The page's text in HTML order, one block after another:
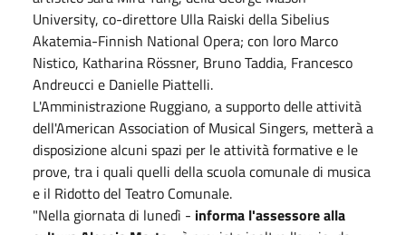
University, co-direttore Ulla Raiski della Sibelius
Akatemia-Finnish National Opera; con loro Marco
Nistico, Katharina Rössner, Bruno Taddia, Francesco
Andreucci e Danielle Piattelli.
L'Amministrazione Ruggiano, a supporto delle attività
dell'American Association of Musical Singers, metterà a
disposizione alcuni spazi per le attività formative e le
prove, tra i quali quelli della scuola comunale di musica
e il Ridotto del Teatro Comunale.
"Nella giornata di lunedì - informa l'assessore alla